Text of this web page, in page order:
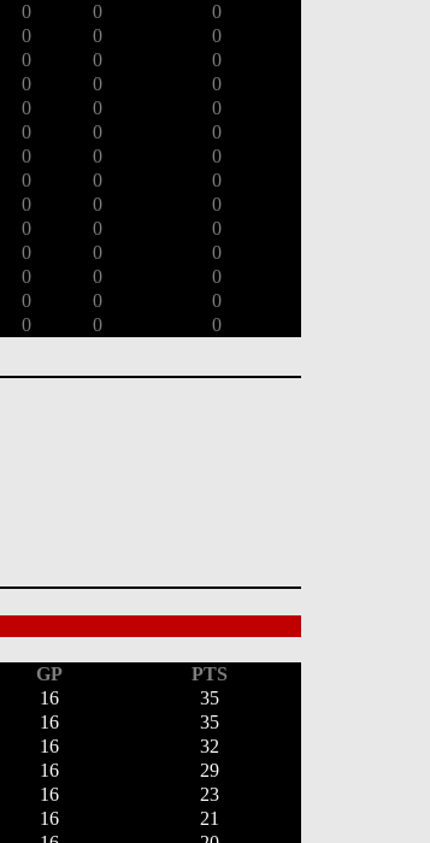
0 0
0
0 0
0
0 0
0
0 0
0
0 0
0
0 0
0
0 0
0
0 0
0
0 0
0
0 0
0
0 0
0
0 0
0
0 0
0
0 0 0
GP
PTS
16
35
16
35
16
32
16
29
16
23
16
21